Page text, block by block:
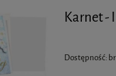
Karnet -
Dostępność: